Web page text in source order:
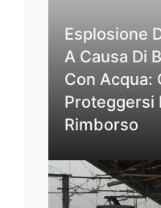
Esplosione
A Causa Di
Con Acqua:
Proteggersi
Rimborso